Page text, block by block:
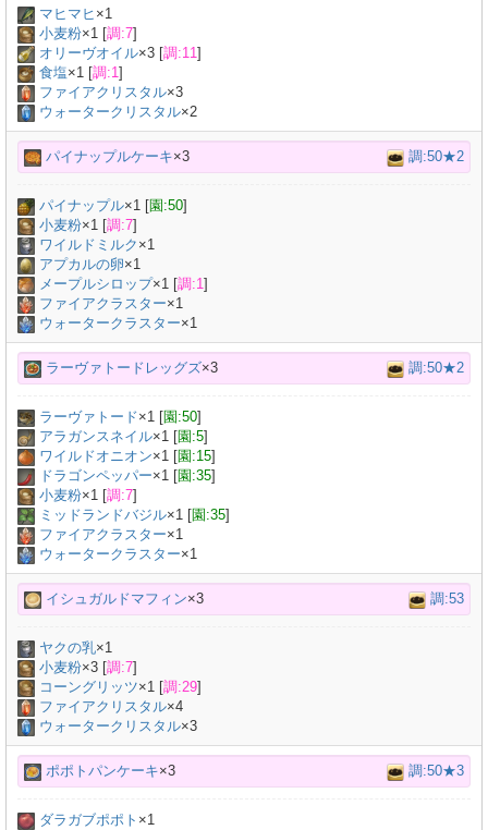
マヒマヒ ×1
小麦粉×1 [調:7]
オリーヴオイル×3 [調:11]
食塩×1 [調:1]
ファイアクリスタル×3
ウォータークリスタル×2
パイナップルケーキ×3 調:50★2
パイナップル×1 [園:50]
小麦粉×1 [調:7]
ワイルドミルク ×1
アプカルの卵×1
メープルシロップ×1 [調:1]
ファイアクラスター×1
ウォータークラスター×1
ラーヴァトードレッグズ×3 調:50★2
ラーヴァトード×1 [園:50]
アラガンスネイル×1 [園:5]
ワイルドオニオン×1 [園:15]
ドラゴンペッパー×1 [園:35]
小麦粉×1 [調:7]
ミッドランドバジル×1 [園:35]
ファイアクラスター×1
ウォータークラスター×1
イシュガルドマフィン×3 調:53
ヤクの乳×1
小麦粉×3 [調:7]
コーングリッツ×1 [調:29]
ファイアクリスタル×4
ウォータークリスタル×3
ポポトパンケーキ×3 調:50★3
ダラガブポポト ×1